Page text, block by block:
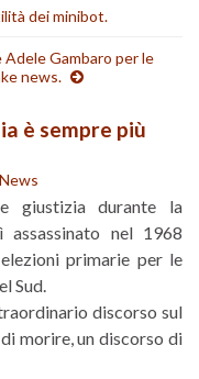
dei minibot.
Gambaro per le
news.
è sempre più
News
giustizia durante la
nel 1968
primarie per le
Sud.
discorso sul
morire, un discorso di